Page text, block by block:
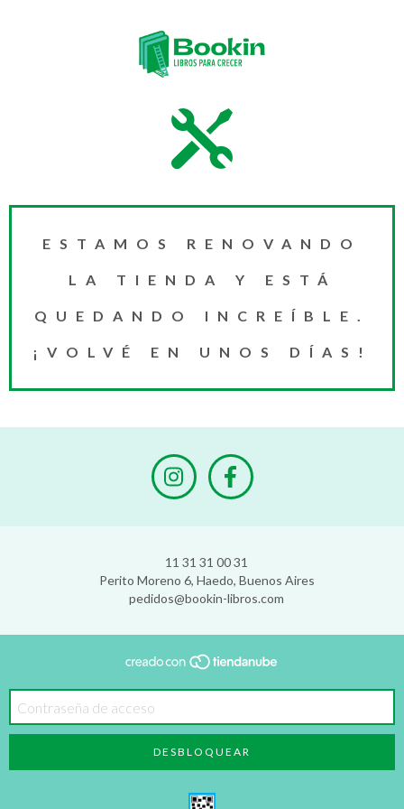
ESTAMOS RENOVANDO
LA TIENDA Y ESTÁ
QUEDANDO INCREÍBLE.
¡VOLVÉ EN UNOS DÍAS!
11 31 31 00 31
Perito Moreno 6, Haedo, Buenos Aires
pedidos@bookin-libros.com